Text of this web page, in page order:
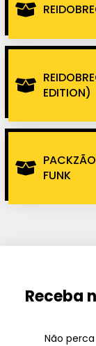
EDITION)
FUNK
Receba
Não